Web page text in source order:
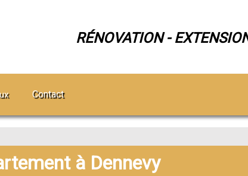
RÉNOVATION -
Contact
à Dennevy